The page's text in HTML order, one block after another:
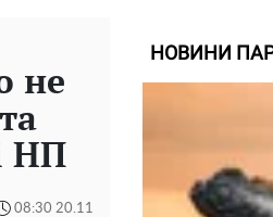
не
НП
08:30 20.11
НОВИНИ